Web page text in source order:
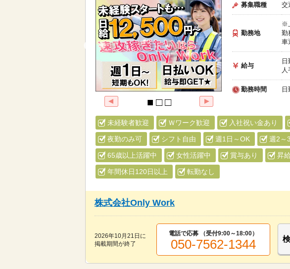
募集職種 交
勤務地
※
勤
車
給与
勤務時間
未経験者歓迎 Ｗワーク歓迎 入社祝い金あり
夜勤のみ可 シフト自由 週1日～OK 週2～
65歳以上活躍中 女性活躍中 賞与あり 昇
年間休日120日以上 転勤なし
株式会社Only Work
2026年10月21日 に
掲載期間が終了
電話で応募 （受付9:00～18:00）
050-7562-1344